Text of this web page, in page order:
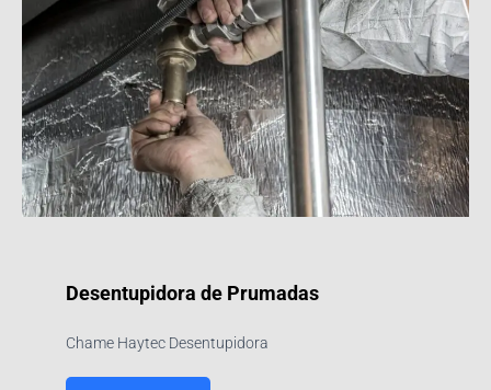
Desentupidora de Prumadas
Chame Haytec Desentupidora